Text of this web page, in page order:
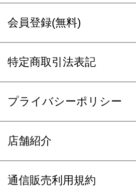
会員登録(無料)
特定商取引法表記
プライバシーポリシー
店舗紹介
通信販売利用規約